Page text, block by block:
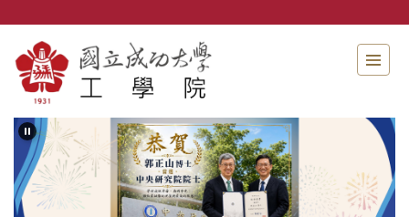
要
區